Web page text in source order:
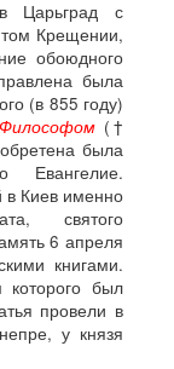
Царьград с
Крещении,
обоюдного
была
(в 855 году)
(†
была
Евангелие.
в Киев именно
святого
6 апреля
книгами.
которого был
провели в
у князя